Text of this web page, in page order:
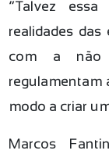
“Talvez essa
realidades das
com a não
regulamentam
modo a criar
Marcos